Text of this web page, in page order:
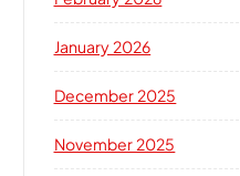
January 2026
December 2025
November 2025